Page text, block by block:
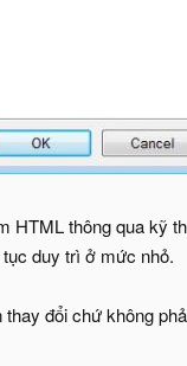
thông qua kỹ
duy trì ở mức nhỏ.
đổi chứ không